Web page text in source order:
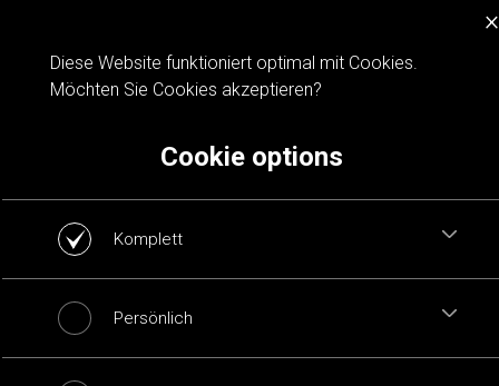
Cookie notification
×
Diese Website funktioniert optimal mit Cookies.
Möchten Sie Cookies akzeptieren?
Cookie options
Komplett
Persönlich